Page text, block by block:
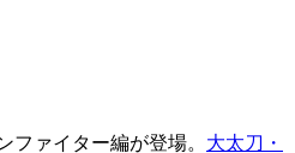
ファイター編が登場。 大太刀・